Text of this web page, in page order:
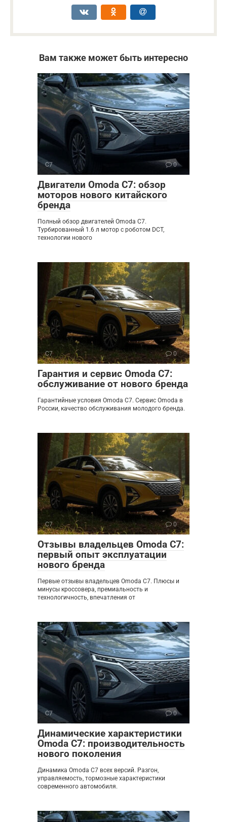
Вам также может быть интересно
C7 0
Двигатели Omoda C7: обзор
моторов нового китайского
бренда
Полный обзор двигателей Omoda C7.
Турбированный 1.6 л мотор с роботом DCT,
технологии нового
C7 0
Гарантия и сервис Omoda C7:
обслуживание от нового бренда
Гарантийные условия Omoda C7. Сервис Omoda в
России, качество обслуживания молодого бренда.
C7 0
Отзывы владельцев Omoda C7:
первый опыт эксплуатации
нового бренда
Первые отзывы владельцев Omoda C7. Плюсы и
минусы кроссовера, премиальность и
технологичность, впечатления от
C7 0
Динамические характеристики
Omoda C7: производительность
нового поколения
Динамика Omoda C7 всех версий. Разгон,
управляемость, тормозные характеристики
современного автомобиля.